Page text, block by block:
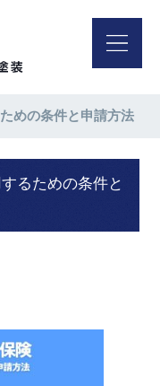
めの条件と申請方法
るための条件と